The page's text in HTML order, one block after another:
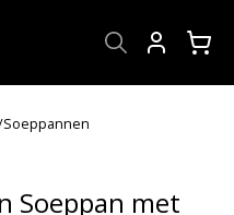
Soeppannen
Soeppan met